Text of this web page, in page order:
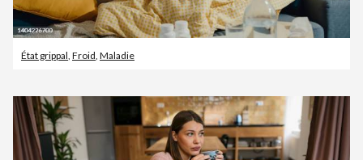
État grippal, Froid, Maladie